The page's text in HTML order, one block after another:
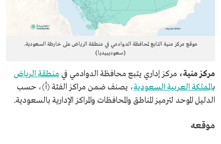
موقع مركز منية التابع لمحافظة الدوادمي في منطقة الرياض على خارطة السعودية.
(سعوديبيديا)
مركز منية، مركز إداري يتبع محافظة الدوادمي في منطقة الرياض
بالمملكة العربية السعودية، يصنف ضمن مراكز الفئة (أ)، حسب
الدليل الموحد لترميز المناطق والمحافظات والمراكز الإدارية بالسعودية.
موقعه